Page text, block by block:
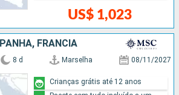
US$ 1,023
FRANCIA
8 d Marselha 08/11/2027
Crianças grátis até 12 anos